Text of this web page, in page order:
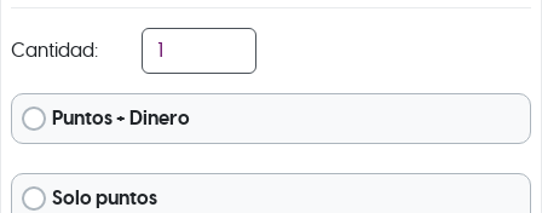
Cantidad:
Puntos + Dinero
Solo puntos